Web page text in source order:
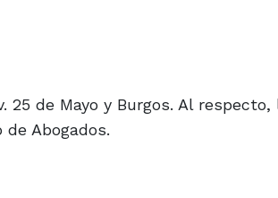
25 de Mayo y Burgos. Al respecto,
Abogados.